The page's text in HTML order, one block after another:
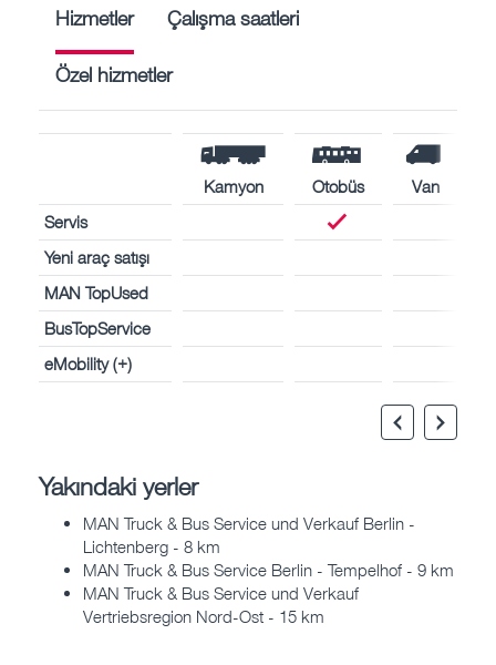
Hizmetler Çalışma saatleri
Özel hizmetler
Kamyon Otobüs
Van
Servis
Yeni araç satışı
MAN TopUsed
BusTopService
eMobility (+)
Yakındaki yerler
MAN Truck & Bus Service und Verkauf Berlin -
Lichtenberg - 8 km
MAN Truck & Bus Service Berlin - Tempelhof - 9 km
MAN Truck & Bus Service und Verkauf
Vertriebsregion Nord-Ost - 15 km